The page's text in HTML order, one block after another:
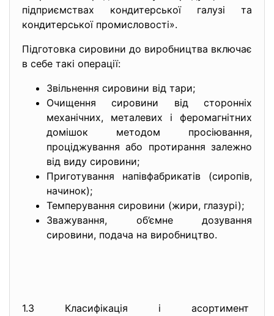
підприємствах кондитерської галузі та
кондитерської промисловості».
Підготовка сировини до виробництва включає
в себе такі операції:
Звільнення сировини від тари;
Очищення сировини від сторонніх
механічних, металевих і феромагнітних
домішок методом просіювання,
проціджування або протирання залежно
від виду сировини;
Приготування напівфабрикатів (сиропів,
начинок);
Темперування сировини (жири, глазурі);
Зважування, об’ємне дозування
сировини, подача на виробництво.
1.3 Класифікація і асортимент